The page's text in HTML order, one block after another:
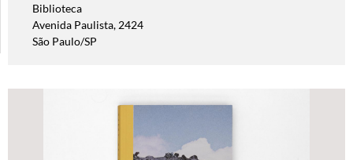
Biblioteca
Avenida Paulista, 2424
São Paulo/SP